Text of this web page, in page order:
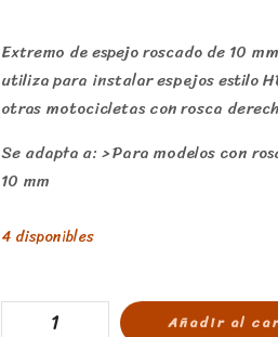
Extremo de espejo roscado de 10
utiliza para instalar espejos estilo
otras motocicletas con rosca
Se adapta a: > Para modelos con
10 mm
4 disponibles
Añadir al